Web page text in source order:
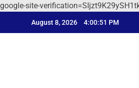
google-site-
August 8, 2026 4:00:52 PM